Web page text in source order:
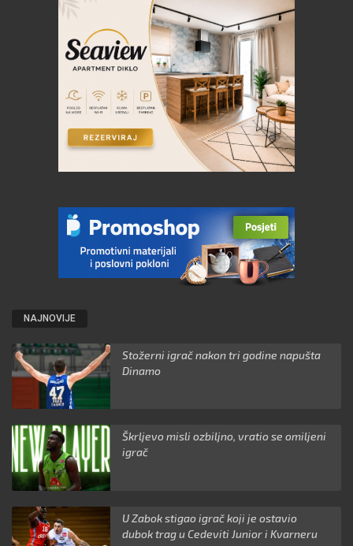
NAJNOVIJE
Stožerni igrač nakon tri godine napušta
Dinamo
Škrljevo misli ozbiljno, vratio se omiljeni
igrač
U Zabok stigao igrač koji je ostavio
dubok trag u Cedeviti Junior i Kvarneru